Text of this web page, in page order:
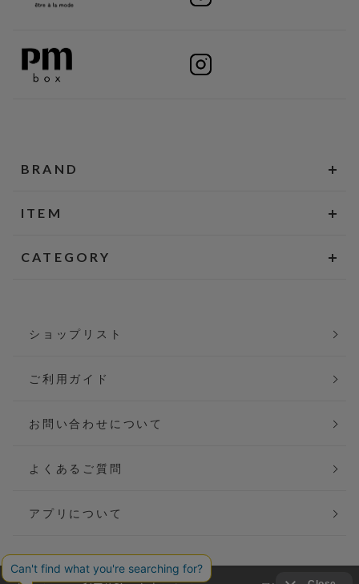
BRAND
ITEM
CATEGORY
ショップリスト
ご利用ガイド
お問い合わせについて
よくあるご質問
アプリについて